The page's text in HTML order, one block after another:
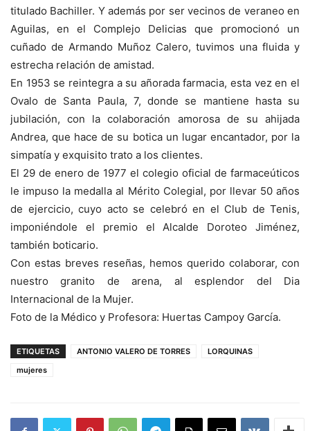
titulado Bachiller. Y además por ser vecinos de veraneo en
Aguilas, en el Complejo Delicias que promocionó un
cuñado de Armando Muñoz Calero, tuvimos una fluida y
estrecha relación de amistad.
En 1953 se reintegra a su añorada farmacia, esta vez en el
Ovalo de Santa Paula, 7, donde se mantiene hasta su
jubilación, con la colaboración amorosa de su ahijada
Andrea, que hace de su botica un lugar encantador, por la
simpatía y exquisito trato a los clientes.
El 29 de enero de 1977 el colegio oficial de farmaceúticos
le impuso la medalla al Mérito Colegial, por llevar 50 años
de ejercicio, cuyo acto se celebró en el Club de Tenis,
imponiéndole el premio el Alcalde Doroteo Jiménez,
también boticario.
Con estas breves reseñas, hemos querido colaborar, con
nuestro granito de arena, al esplendor del Dia
Internacional de la Mujer.
Foto de la Médico y Profesora: Huertas Campoy García.
ETIQUETAS ANTONIO VALERO DE TORRES
LORQUINAS
mujeres